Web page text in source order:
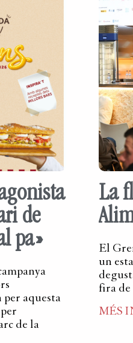
de
pa»
per aquesta
de la
La
El
un
fira de
MÉS